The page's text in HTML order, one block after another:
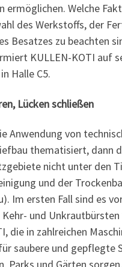
ermöglichen. Welche
des Werkstoffs, der
Besatzes zu beachten
KULLEN-KOTI auf
Halle C5.
Lücken schließen
Anwendung von
thematisiert, dann
nicht unter den
und der
Im ersten Fall sind es
Kehr- und Unkrautbürsten
die in zahlreichen
saubere und gepflegte